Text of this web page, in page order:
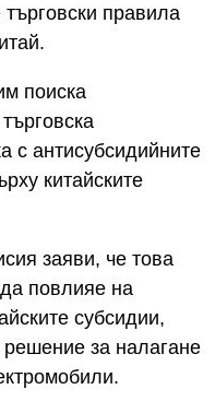
търговски правила
поиска
с антисубсидийните
китайските
заяви, че това
повлияе на
субсидии,
за налагане